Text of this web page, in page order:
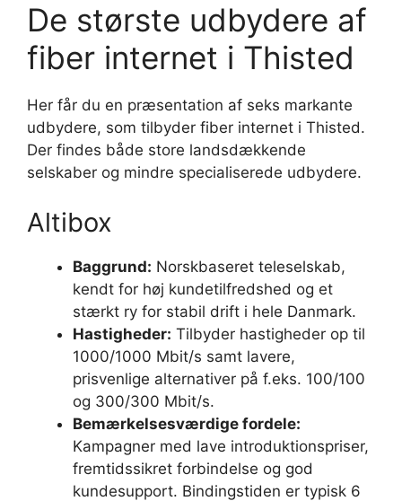
De største udbydere af
fiber internet i Thisted
Her får du en præsentation af seks markante
udbydere, som tilbyder fiber internet i Thisted.
Der findes både store landsdækkende
selskaber og mindre specialiserede udbydere.
Altibox
Baggrund: Norskbaseret teleselskab,
kendt for høj kundetilfredshed og et
stærkt ry for stabil drift i hele Danmark.
Hastigheder: Tilbyder hastigheder op til
1000/1000 Mbit/s samt lavere,
prisvenlige alternativer på f.eks. 100/100
og 300/300 Mbit/s.
Bemærkelsesværdige fordele:
Kampagner med lave introduktionspriser,
fremtidssikret forbindelse og god
kundesupport. Bindingstiden er typisk 6